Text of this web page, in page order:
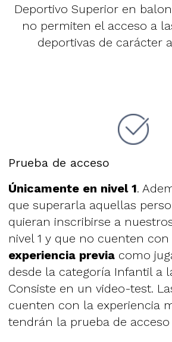
Deportivo Superior en
no permiten el acceso a
deportivas de carácter
Prueba de acceso
Únicamente en nivel 1.
que superarla aquellas
quieran inscribirse a
nivel 1 y que no cuenten con
experiencia previa como
desde la categoría Infantil a
Consiste en un video-test.
cuenten con la experiencia
tendrán la prueba de